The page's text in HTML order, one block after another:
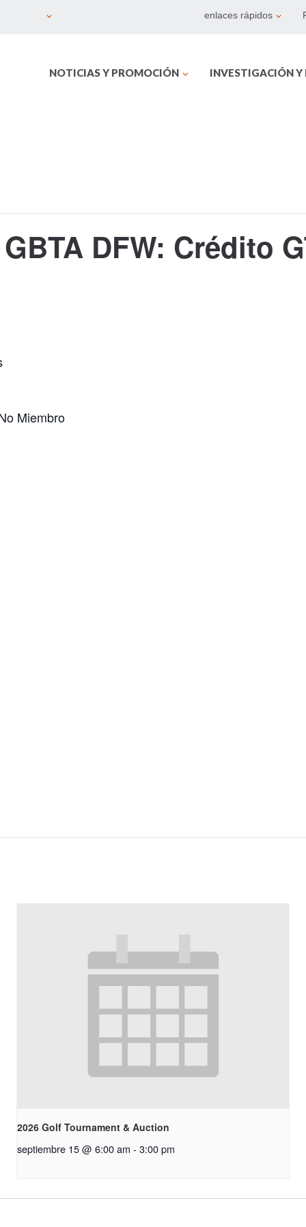
enlaces rápidos
NOTICIAS Y PROMOCIÓN INVESTIGACIÓN Y
DFW: Crédito
Miembro
2026 Golf Tournament & Auction
septiembre 15 @ 6:00 am - 3:00 pm